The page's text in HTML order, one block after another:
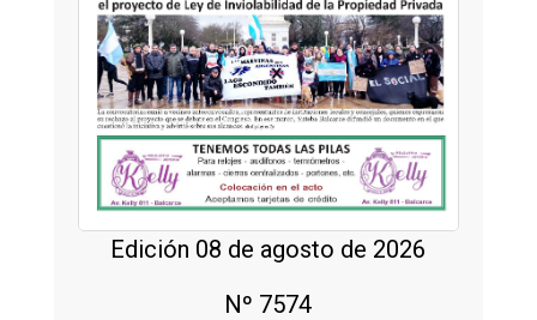
Edición 08 de agosto de 2026
Nº 7574